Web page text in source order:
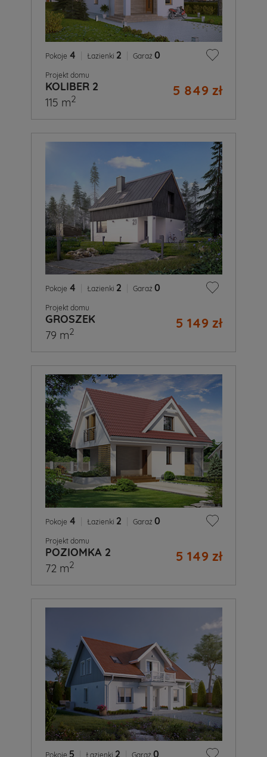
Pokoje 4 Łazienki 2 Garaż 0
Projekt domu
KOLIBER 2 5 849 zł
115 m2
Pokoje 4 Łazienki 2 Garaż 0
Projekt domu
GROSZEK 5 149 zł
79 m2
Pokoje 4 Łazienki 2 Garaż 0
Projekt domu
POZIOMKA 2 5 149 zł
72 m2
Pokoje 5 Łazienki 2 Garaż 0